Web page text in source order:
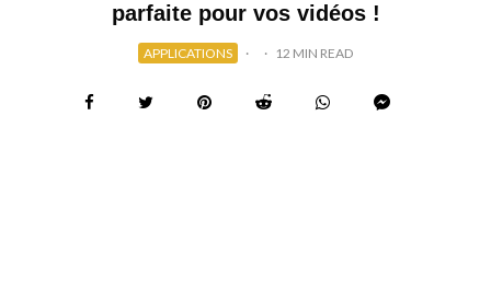
parfaite pour vos vidéos !
APPLICATIONS · · 12 MIN READ